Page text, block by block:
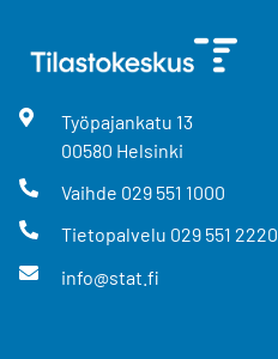
Työpajankatu 13
00580 Helsinki
Vaihde 029 551 1000
Tietopalvelu 029 551 2220
info@stat.fi